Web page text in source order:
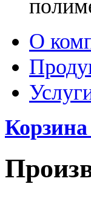
О
Корзина